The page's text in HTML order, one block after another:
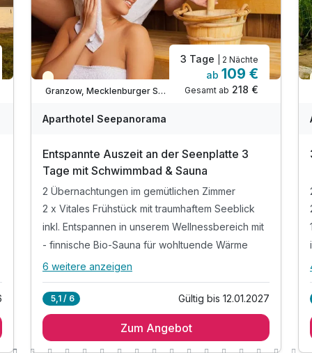
Teilweise ausgelastet
Granzow, Mecklenburger Seenplatte
3 Tage | 2 Nächte
ab 109 €
Gesamt ab 218 €
Aparthotel Seepanorama
Entspannte Auszeit an der Seenplatte 3
Tage mit Schwimmbad & Sauna
2 Übernachtungen im gemütlichen Zimmer
2 x Vitales Frühstück mit traumhaftem Seeblick
inkl. Entspannen in unserem Wellnessbereich mit
- finnische Bio-Sauna für wohltuende Wärme
Alle Inklusivleistungen
2 x Vitales Frühstück mit traumhaftem Seeblick
inkl. Entspannen in unserem Wellnessbereich mit
6 weitere anzeigen
5,1 / 6 Gültig bis 12.01.2027
Zum Angebot